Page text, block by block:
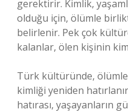
gerektirir. Kimlik,
olduğu için, ölümle
belirlenir. Pek çok
kalanlar, ölen kişinin
Türk kültüründe,
kimliği yeniden
hatırası, yaşayanların